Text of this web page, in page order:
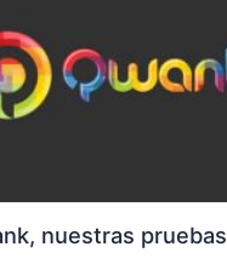
nuestras pruebas